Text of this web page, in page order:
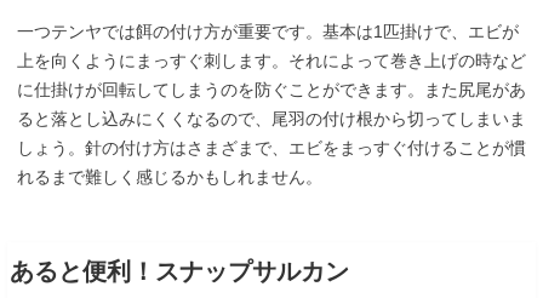
一つテンヤでは餌の付け方が重要です。基本は1匹掛けで、エビが
上を向くようにまっすぐ刺します。それによって巻き上げの時など
に仕掛けが回転してしまうのを防ぐことができます。また尻尾があ
ると落とし込みにくくなるので、尾羽の付け根から切ってしまいま
しょう。針の付け方はさまざまで、エビをまっすぐ付けることが慣
れるまで難しく感じるかもしれません。
あると便利！スナップサルカン